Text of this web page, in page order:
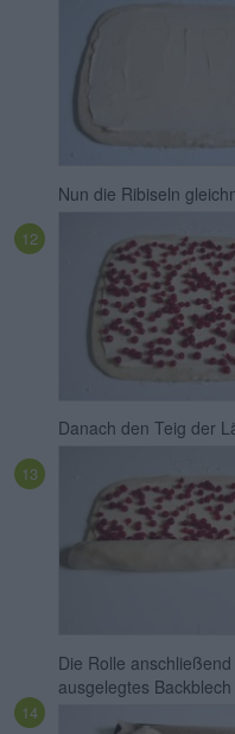
Nun die Ribiseln
Danach den Teig der
Die Rolle
ausgelegtes Backblech